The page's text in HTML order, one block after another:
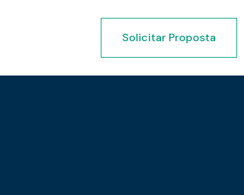
Solicitar Proposta